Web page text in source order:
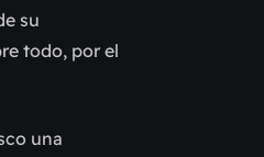
su
todo, por el
una